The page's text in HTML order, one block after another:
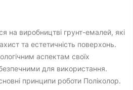
на виробництві грунт-емалей, які
та естетичність поверхонь.
аспектам своїх
для використання.
принципи роботи Поліколор.